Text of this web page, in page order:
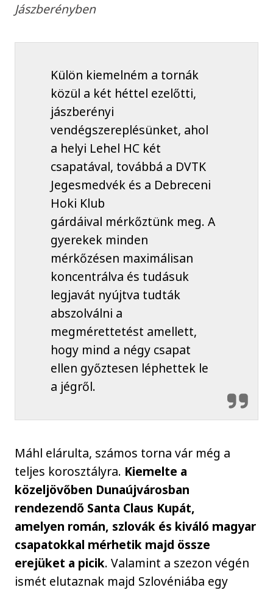
Jászberényben
Külön kiemelném a tornák
közül a két héttel ezelőtti,
jászberényi
vendégszereplésünket, ahol
a helyi Lehel HC két
csapatával, továbbá a DVTK
Jegesmedvék és a Debreceni
Hoki Klub
gárdáival mérkőztünk meg. A
gyerekek minden
mérkőzésen maximálisan
koncentrálva és tudásuk
legjavát nyújtva tudták
abszolválni a
megmérettetést amellett,
hogy mind a négy csapat
ellen győztesen léphettek le
a jégről.
Máhl elárulta, számos torna vár még a
teljes korosztályra. Kiemelte a
közeljövőben Dunaújvárosban
rendezendő Santa Claus Kupát,
amelyen román, szlovák és kiváló magyar
csapatokkal mérhetik majd össze
erejüket a picik. Valamint a szezon végén
ismét elutaznak majd Szlovéniába egy